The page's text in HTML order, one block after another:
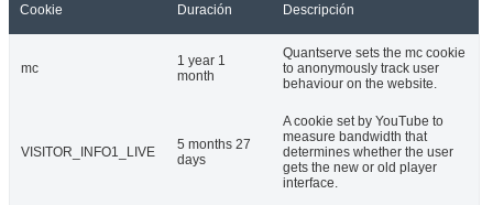
Cookie Duración Descripción
mc
1 year 1
month
Quantserve sets the mc cookie
to anonymously track user
behaviour on the website.
VISITOR_INFO1_LIVE
5 months 27
days
A cookie set by YouTube to
measure bandwidth that
determines whether the user
gets the new or old player
interface.